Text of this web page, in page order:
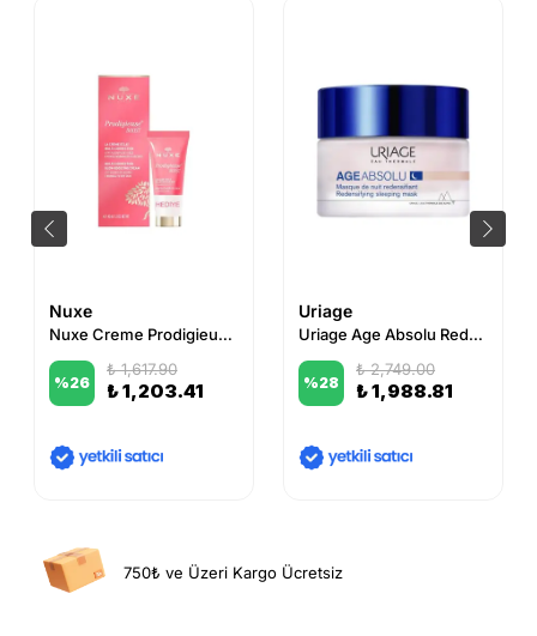
Nuxe
Nuxe Creme Prodigieuse Boost Glow Boosting Cream 40 ml Night Recovery Oil Balm 15 ml HEDİYE
%26
₺ 1,617.90
₺ 1,203.41
Uriage
Uriage Age Absolu Redensifying Sleeping Mask 50 ml
%28
₺ 2,749.00
₺ 1,988.81
750₺ ve Üzeri Kargo Ücretsiz